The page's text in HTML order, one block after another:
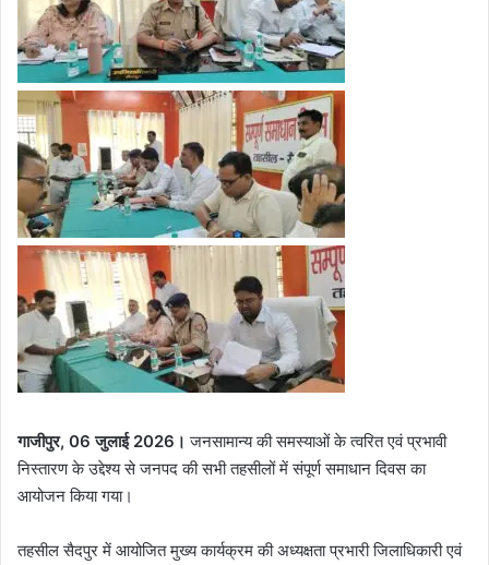
गाजीपुर, 06 जुलाई 2026। जनसामान्य की समस्याओं के त्वरित एवं प्रभावी
निस्तारण के उद्देश्य से जनपद की सभी तहसीलों में संपूर्ण समाधान दिवस का
आयोजन किया गया।
तहसील सैदपुर में आयोजित मुख्य कार्यक्रम की अध्यक्षता प्रभारी जिलाधिकारी एवं